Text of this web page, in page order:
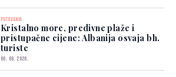
PUTOVANJA
Kristalno more, predivne plaže i
pristupačne cijene: Albanija osvaja bh.
turiste
06. 08. 2026.